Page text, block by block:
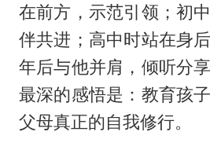
在前方，示范引领；初
伴共进；高中时站在身
年后与他并肩，倾听分
最深的感悟是：教育孩
父母真正的自我修行。